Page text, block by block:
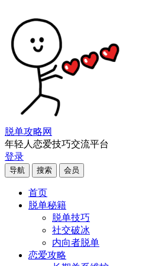
脱单攻略网
年轻人恋爱技巧交流平台
登录
导航 搜索 会员
首页
脱单秘籍
脱单技巧
社交破冰
内向者脱单
恋爱攻略